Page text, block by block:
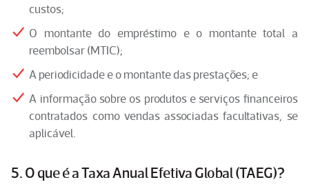
custos;
O montante do empréstimo e o montante total a
reembolsar (MTIC);
A periodicidade e o montante das prestações; e
A informação sobre os produtos e serviços financeiros
contratados como vendas associadas facultativas, se
aplicável.
5. O que é a Taxa Anual Efetiva Global (TAEG)?